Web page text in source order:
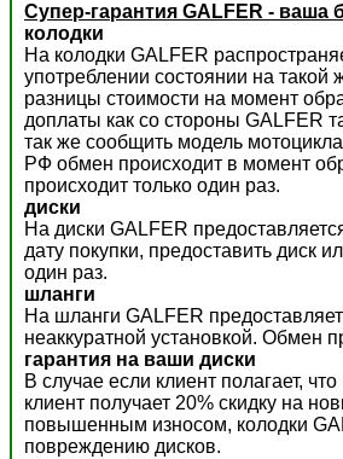
Супер-гарантия GALFER - ваша
колодки
На колодки GALFER
употреблении состоянии на
разницы стоимости на момент
доплаты как со стороны GALFER
так же сообщить модель
РФ обмен происходит в момент
происходит только один раз.
диски
На диски GALFER
дату покупки, предоставить диск
один раз.
шланги
На шланги GALFER
неаккуратной установкой. Обмен
гарантия на ваши диски
В случае если клиент полагает,
клиент получает 20% скидку на
повышенным износом, колодки
повреждению дисков.